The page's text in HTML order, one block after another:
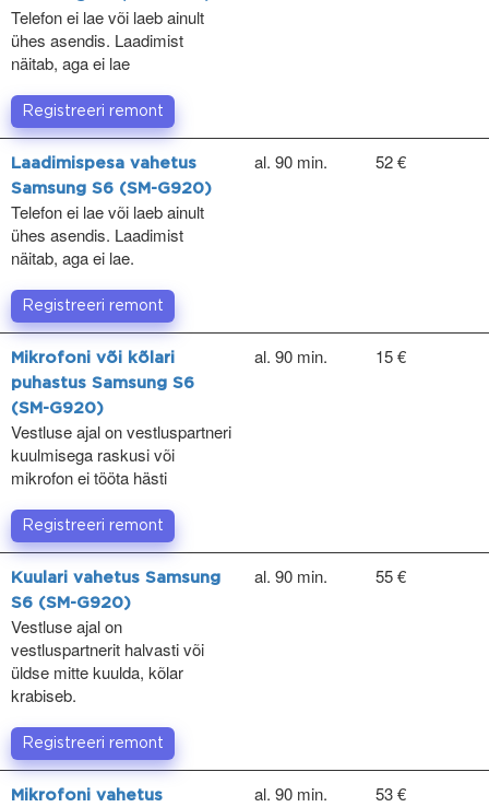
Telefon ei lae või laeb ainult
ühes asendis. Laadimist
näitab, aga ei lae
Registreeri remont
Laadimispesa vahetus
Samsung S6 (SM-G920)
Telefon ei lae või laeb ainult
ühes asendis. Laadimist
näitab, aga ei lae.
al. 90 min. 52 €
Registreeri remont
Mikrofoni või kõlari
puhastus Samsung S6
(SM-G920)
Vestluse ajal on vestluspartneri
kuulmisega raskusi või
mikrofon ei tööta hästi
al. 90 min. 15 €
Registreeri remont
Kuulari vahetus Samsung
S6 (SM-G920)
Vestluse ajal on
vestluspartnerit halvasti või
üldse mitte kuulda, kõlar
krabiseb.
al. 90 min. 55 €
Registreeri remont
Mikrofoni vahetus
al. 90 min. 53 €